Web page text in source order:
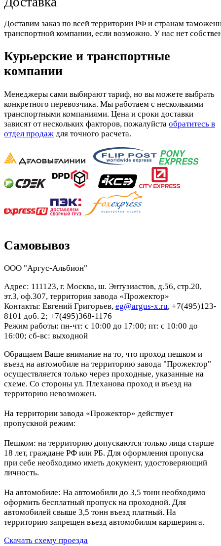
Доставим заказ по всей территории РФ и странам
транспортной компании, если возможно. У нас нет
Курьерские и транспортные
компании
Менеджеры сами выбирают тариф, но вы можете выбрать
конкретного перевозчика. Мы работаем с несколькими
транспортными компаниями. Цена и сроки доставки
зависят от нескольких факторов, пожалуйста обратитесь в
отдел продаж для точного расчета.
Самовывоз
ООО "Аргус-Альбион"
Адрес: 111123, г. Москва, ш. Энтузиастов, д.56, стр.20,
эт.3, оф.307, территория завода «Прожектор»
Контакты: Евгений Григорьев, eg@argus-x.ru, +7(495)123-
8101 доб. 2; +7(495)368-1176
Режим работы: пн-чт: с 10:00 до 17:00; пт: с 10:00 до
16:00; сб-вс: выходной
Обращаем Ваше внимание на то, что проход пешком и
въезд на автомобиле на территорию завода "Прожектор"
осуществляется только через проходные, указанные на
схеме. Со стороны ул. Плеханова проход и въезд на
территорию невозможен.
На территории завода «Прожектор» действует
пропускной режим:
Пешком: на территорию допускаются только лица старше
18 лет, граждане РФ или РБ. Для оформления пропуска
при себе необходимо иметь документ, удостоверяющий
личность.
На автомобиле: На автомобили до 3,5 тонн необходимо
оформить бесплатный пропуск на проходной. Для
автомобилей свыше 3,5 тонн въезд платный. На
территорию запрещен въезд автомобилям каршеринга.
Скачать схему проезда